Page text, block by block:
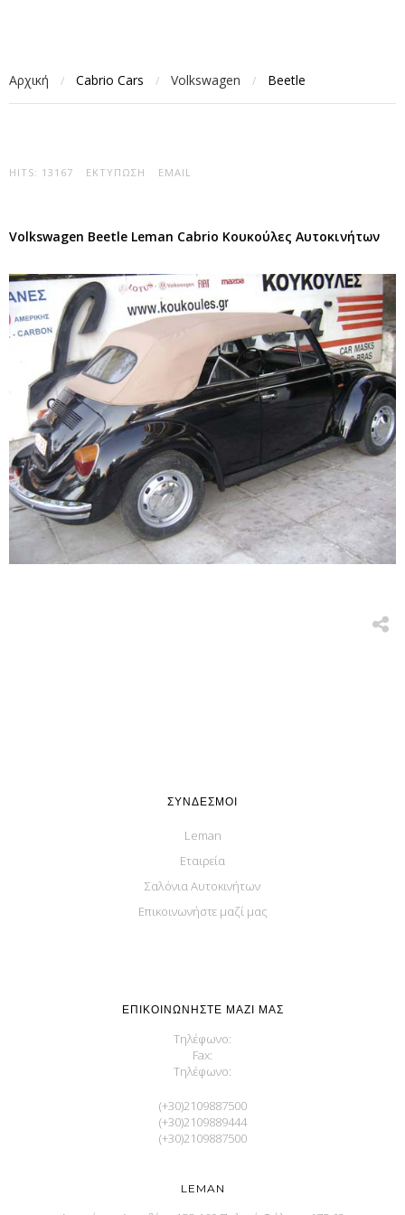
Αρχική / Cabrio Cars / Volkswagen / Beetle
HITS: 13167 ΕΚΤΎΠΩΣΗ EMAIL
Volkswagen Beetle Leman Cabrio Κουκούλες Αυτοκινήτων
ΣΎΝΔΕΣΜΟΙ
Leman
Εταιρεία
Σαλόνια Αυτοκινήτων
Επικοινωνήστε μαζί μας
ΕΠΙΚΟΙΝΩΝΉΣΤΕ ΜΑΖΊ ΜΑΣ
Τηλέφωνο:
Fax:
Τηλέφωνο:
(+30)2109887500
(+30)2109889444
(+30)2109887500
LEMAN